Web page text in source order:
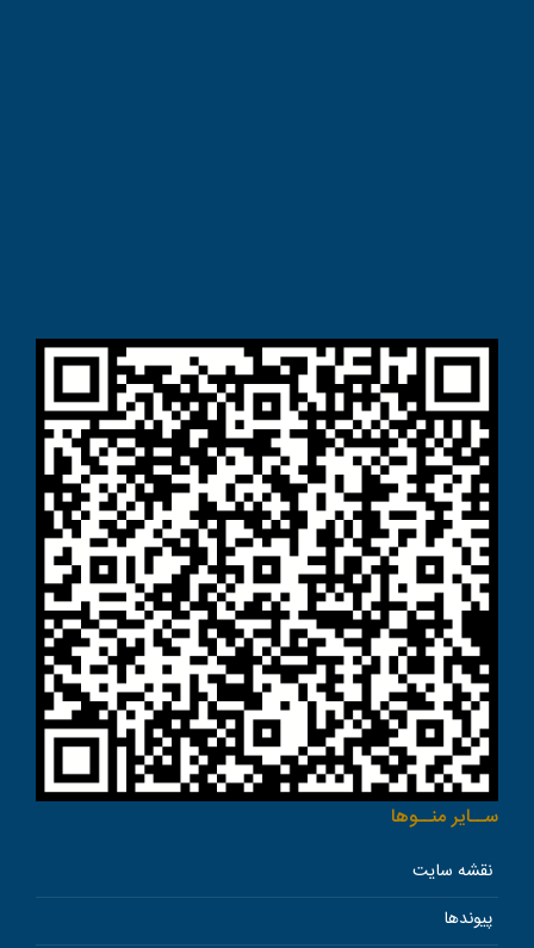
ســاير منــوها
نقشه سایت
پیوندها